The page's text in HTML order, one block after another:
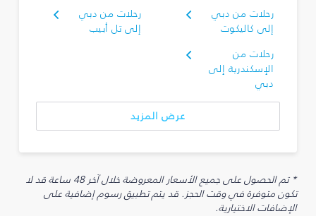
رحلات من دبي
إلى كاليكوت
رحلات من دبي
إلى تل أبيب
رحلات من
الإسكندرية إلى
دبي
عرض المزيد
* تم الحصول على جميع الأسعار المعروضة خلال آخر 48 ساعة قد لا
تكون متوفرة في وقت الحجز. قد يتم تطبيق رسوم إضافية على
الإضافات الاختيارية.